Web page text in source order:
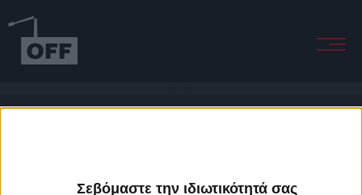
Σεβόμαστε την ιδιωτικότητά σας